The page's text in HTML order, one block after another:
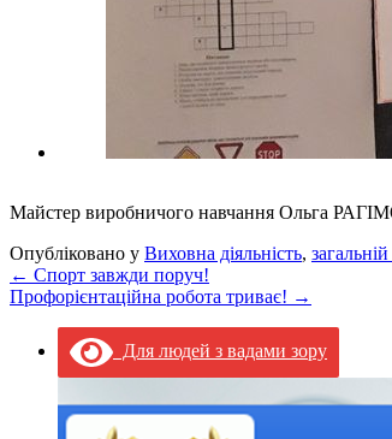
Майстер виробничого навчання Ольга
Опубліковано у Виховна діяльність, загальній
← Спорт завжди поруч!
Профорієнтаційна робота триває! →
Для людей з вадами зору